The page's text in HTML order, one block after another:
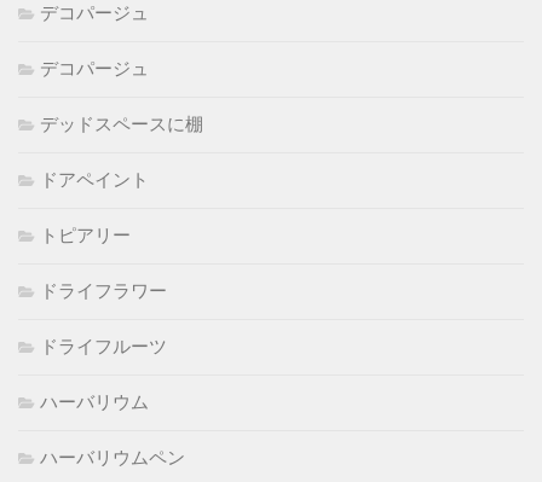
デコパージュ
デコパージュ
デッドスペースに棚
ドアペイント
トピアリー
ドライフラワー
ドライフルーツ
ハーバリウム
ハーバリウムペン